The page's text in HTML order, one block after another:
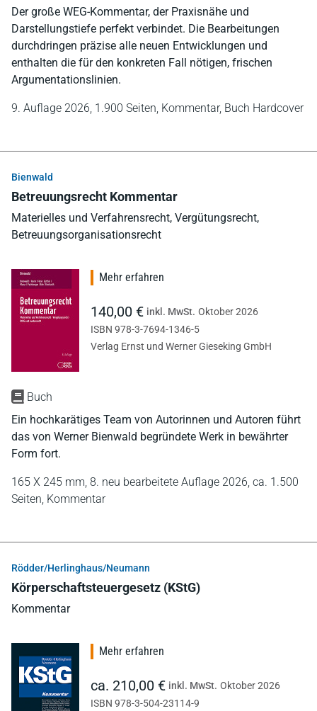
Der große WEG-Kommentar, der Praxisnähe und
Darstellungstiefe perfekt verbindet. Die Bearbeitungen
durchdringen präzise alle neuen Entwicklungen und
enthalten die für den konkreten Fall nötigen, frischen
Argumentationslinien.
9. Auflage 2026, 1.900 Seiten, Kommentar, Buch Hardcover
Bienwald
Betreuungsrecht Kommentar
Materielles und Verfahrensrecht, Vergütungsrecht,
Betreuungsorganisationsrecht
Buch
Ein hochkarätiges Team von Autorinnen und Autoren führt
das von Werner Bienwald begründete Werk in bewährter
Form fort.
165 X 245 mm, 8. neu bearbeitete Auflage 2026, ca. 1.500
Seiten, Kommentar
Mehr erfahren
140,00 € inkl. MwSt. Oktober 2026
ISBN 978-3-7694-1346-5
Verlag Ernst und Werner Gieseking GmbH
Rödder/Herlinghaus/Neumann
Körperschaftsteuergesetz (KStG)
Kommentar
Mehr erfahren
ca. 210,00 € inkl. MwSt. Oktober 2026
ISBN 978-3-504-23114-9